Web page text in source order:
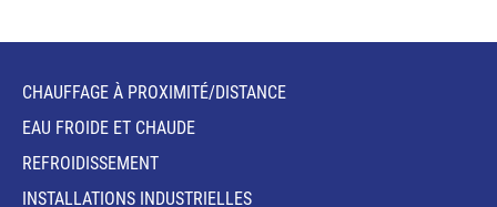
CHAUFFAGE À PROXIMITÉ/DISTANCE
EAU FROIDE ET CHAUDE
REFROIDISSEMENT
INSTALLATIONS INDUSTRIELLES